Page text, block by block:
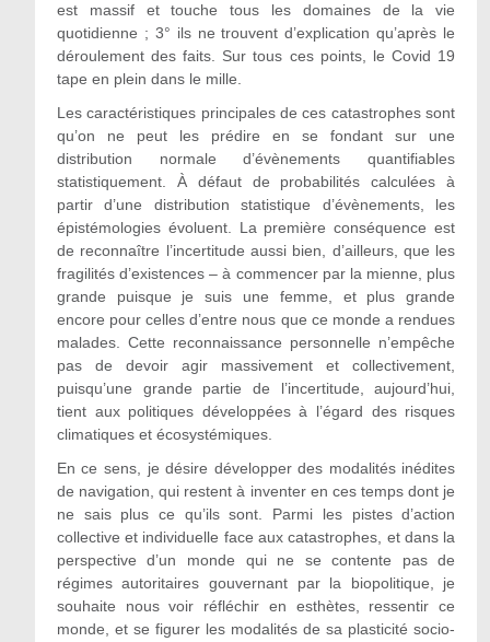
est massif et touche tous les domaines de la vie
quotidienne ; 3° ils ne trouvent d’explication qu’après le
déroulement des faits. Sur tous ces points, le Covid 19
tape en plein dans le mille.
Les caractéristiques principales de ces catastrophes sont
qu’on ne peut les prédire en se fondant sur une
distribution normale d’évènements quantifiables
statistiquement. À défaut de probabilités calculées à
partir d’une distribution statistique d’évènements, les
épistémologies évoluent. La première conséquence est
de reconnaître l’incertitude aussi bien, d’ailleurs, que les
fragilités d’existences – à commencer par la mienne, plus
grande puisque je suis une femme, et plus grande
encore pour celles d’entre nous que ce monde a rendues
malades. Cette reconnaissance personnelle n’empêche
pas de devoir agir massivement et collectivement,
puisqu’une grande partie de l’incertitude, aujourd’hui,
tient aux politiques développées à l’égard des risques
climatiques et écosystémiques.
En ce sens, je désire développer des modalités inédites
de navigation, qui restent à inventer en ces temps dont je
ne sais plus ce qu’ils sont. Parmi les pistes d’action
collective et individuelle face aux catastrophes, et dans la
perspective d’un monde qui ne se contente pas de
régimes autoritaires gouvernant par la biopolitique, je
souhaite nous voir réfléchir en esthètes, ressentir ce
monde, et se figurer les modalités de sa plasticité socio-